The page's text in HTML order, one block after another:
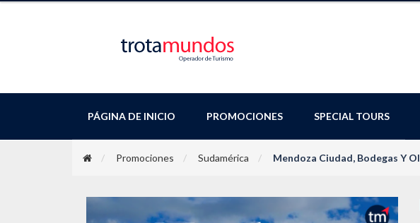
PÁGINA DE INICIO PROMOCIONES SPECIAL TOURS
Promociones Sudamérica Mendoza Ciudad, Bodegas Y